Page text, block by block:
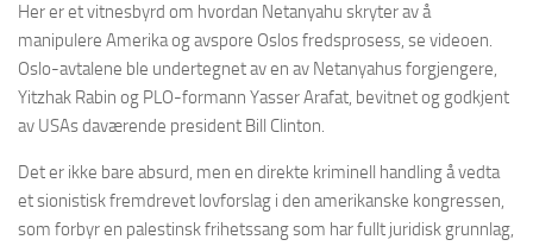
Her er et vitnesbyrd om hvordan Netanyahu skryter av å
manipulere Amerika og avspore Oslos fredsprosess, se videoen.
Oslo-avtalene ble undertegnet av en av Netanyahus forgjengere,
Yitzhak Rabin og PLO-formann Yasser Arafat, bevitnet og godkjent
av USAs daværende president Bill Clinton.
Det er ikke bare absurd, men en direkte kriminell handling å vedta
et sionistisk fremdrevet lovforslag i den amerikanske kongressen,
som forbyr en palestinsk frihetssang som har fullt juridisk grunnlag,